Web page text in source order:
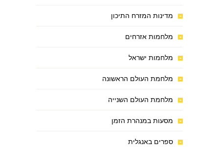
מדינות המזרח התיכון
מלחמות אזרחים
מלחמות ישראל
מלחמת העולם הראשונה
מלחמת העולם השנייה
מסעות במנהרת הזמן
ספרים באנגלית